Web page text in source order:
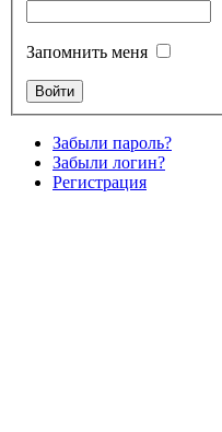
Запомнить меня
Забыли пароль?
Забыли логин?
Регистрация